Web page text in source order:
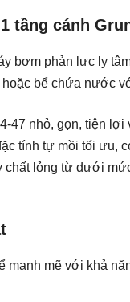
tầng cánh
bơm phản lực ly
bể chứa nước
47 nhỏ, gọn, tiện
tính tự mồi tối ưu,
chất lỏng từ dưới
mạnh mẽ với khả